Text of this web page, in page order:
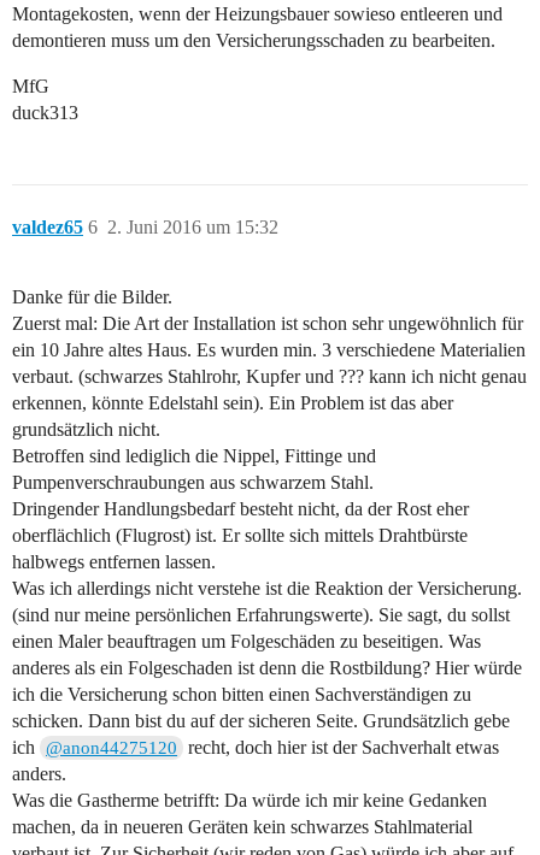
Montagekosten, wenn der Heizungsbauer sowieso entleeren und
demontieren muss um den Versicherungsschaden zu bearbeiten.
MfG
duck313
valdez65 2. Juni 2016 um 15:32
6
Danke für die Bilder.
Zuerst mal: Die Art der Installation ist schon sehr ungewöhnlich für
ein 10 Jahre altes Haus. Es wurden min. 3 verschiedene Materialien
verbaut. (schwarzes Stahlrohr, Kupfer und ??? kann ich nicht genau
erkennen, könnte Edelstahl sein). Ein Problem ist das aber
grundsätzlich nicht.
Betroffen sind lediglich die Nippel, Fittinge und
Pumpenverschraubungen aus schwarzem Stahl.
Dringender Handlungsbedarf besteht nicht, da der Rost eher
oberflächlich (Flugrost) ist. Er sollte sich mittels Drahtbürste
halbwegs entfernen lassen.
Was ich allerdings nicht verstehe ist die Reaktion der Versicherung.
(sind nur meine persönlichen Erfahrungswerte). Sie sagt, du sollst
einen Maler beauftragen um Folgeschäden zu beseitigen. Was
anderes als ein Folgeschaden ist denn die Rostbildung? Hier würde
ich die Versicherung schon bitten einen Sachverständigen zu
schicken. Dann bist du auf der sicheren Seite. Grundsätzlich gebe
ich
@anon44275120
recht, doch hier ist der Sachverhalt etwas
anders.
Was die Gastherme betrifft: Da würde ich mir keine Gedanken
machen, da in neueren Geräten kein schwarzes Stahlmaterial